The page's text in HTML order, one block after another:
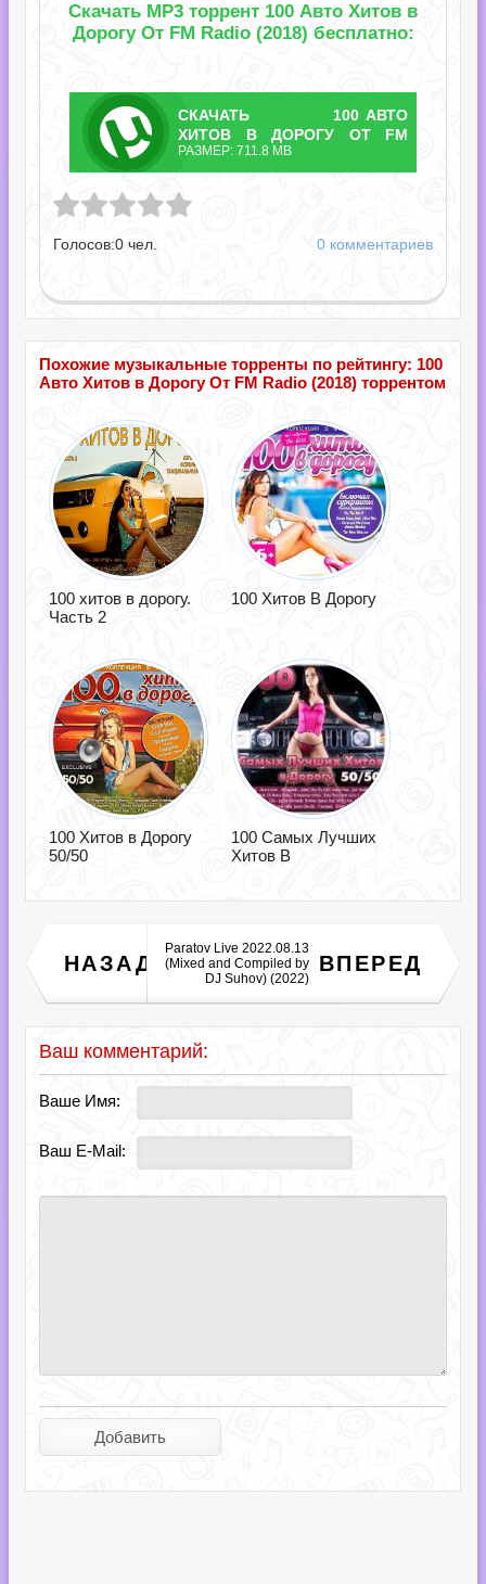
Скачать MP3 торрент 100 Авто Хитов в
Дорогу От FM Radio (2018) бесплатно:
СКАЧАТЬ
ТОРРЕНТ
100 АВТО
ХИТОВ В ДОРОГУ ОТ FM
RADIO.TORRENT
РАЗМЕР: 711.8 MB
в Дорогу От FM Radio.torrent
Голосов:0 чел. 0 комментариев
Похожие музыкальные торренты по рейтингу: 100
Авто Хитов в Дорогу От FM Radio (2018) торрентом
100 хитов в дорогу.
Часть 2
100 Хитов В Дорогу
100 Хитов в Дорогу
50/50
100 Самых Лучших
Хитов В
НАЗАД
Дискотека 80-90-х годов
по-новому [76] (2021)
ВПЕРЕД
Paratov Live 2022.08.13
(Mixed and Compiled by
DJ Suhov) (2022)
Ваш комментарий:
Ваше Имя:
Ваш E-Mail: